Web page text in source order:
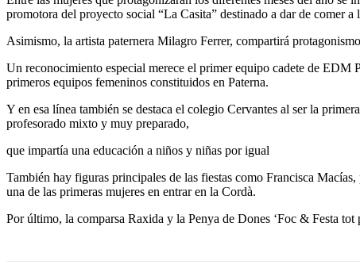
promotora del proyecto social “La Casita” destinado a dar de comer
Asimismo, la artista paternera Milagro Ferrer, compartirá
Un reconocimiento especial merece el primer equipo cadete de EDM
primeros equipos femeninos constituidos en Paterna.
Y en esa línea también se destaca el colegio Cervantes al ser la
profesorado mixto y muy preparado,
que impartía una educación a niños y niñas por igual
También hay figuras principales de las fiestas como Francisca
una de las primeras mujeres en entrar en la Cordà.
Por último, la comparsa Raxida y la Penya de Dones ‘Foc & Festa tot